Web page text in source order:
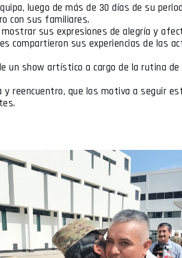
luego de más de 30 días de su
con sus familiares.
sus expresiones de alegría y
compartieron sus experiencias de las
un show artístico a cargo de la rutina
y reencuentro, que los motiva a seguir